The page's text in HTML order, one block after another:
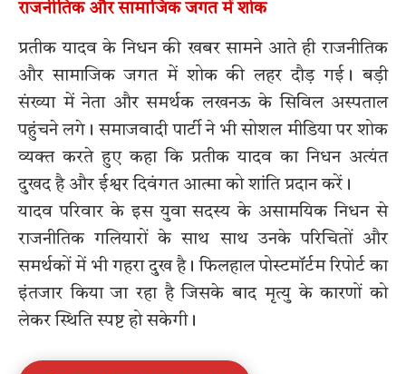
राजनीतिक और सामाजिक जगत में शोक
प्रतीक यादव के निधन की खबर सामने आते ही राजनीतिक
और सामाजिक जगत में शोक की लहर दौड़ गई। बड़ी
संख्या में नेता और समर्थक लखनऊ के सिविल अस्पताल
पहुंचने लगे। समाजवादी पार्टी ने भी सोशल मीडिया पर शोक
व्यक्त करते हुए कहा कि प्रतीक यादव का निधन अत्यंत
दुखद है और ईश्वर दिवंगत आत्मा को शांति प्रदान करें।
यादव परिवार के इस युवा सदस्य के असामयिक निधन से
राजनीतिक गलियारों के साथ साथ उनके परिचितों और
समर्थकों में भी गहरा दुख है। फिलहाल पोस्टमॉर्टम रिपोर्ट का
इंतजार किया जा रहा है जिसके बाद मृत्यु के कारणों को
लेकर स्थिति स्पष्ट हो सकेगी।